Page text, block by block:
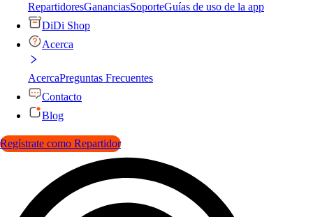
RepartidoresGananciasSoporteGuías de uso de la app
DiDi Shop
Acerca
AcercaPreguntas Frecuentes
Contacto
Blog
Regístrate como Repartidor